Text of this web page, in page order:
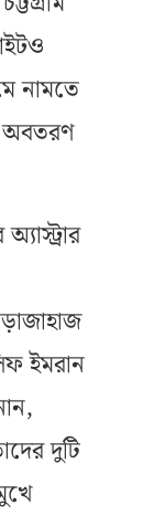
নামতে
অবতরণ
ইমরান
দুটি